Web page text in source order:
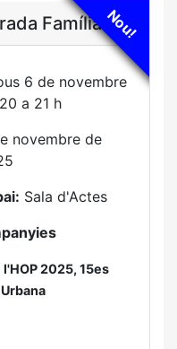
Nou!
Família
6 de novembre
a 21 h
novembre de
Sala d'Actes
2025, 15es